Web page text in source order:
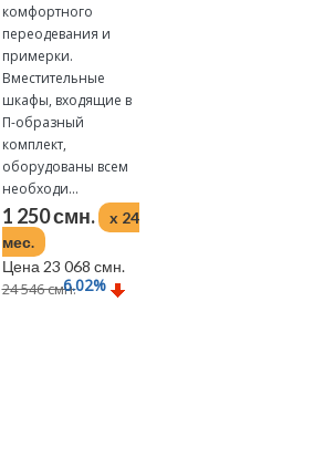
комфортного
переодевания и
примерки.
Вместительные
шкафы, входящие в
П-образный
комплект,
оборудованы всем
необходи...
1 250 смн.
x 24
мес.
Цена 23 068 смн.
24 546 смн.6.02%